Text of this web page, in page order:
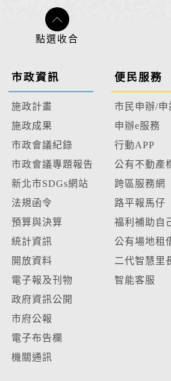
市政資訊
施政計畫
施政成果
市政會議紀錄
市政會議專題報告
新北市SDGs網站
法規函令
預算與決算
統計資訊
開放資料
電子報及刊物
政府資訊公開
市府公報
電子布告欄
機關通訊
便民服務
市民申辦/申
申辦e服務
行動APP
公有不動產
跨區服務網
路平報馬仔
福利補助自
公有場地租
二代智慧里
智能客服